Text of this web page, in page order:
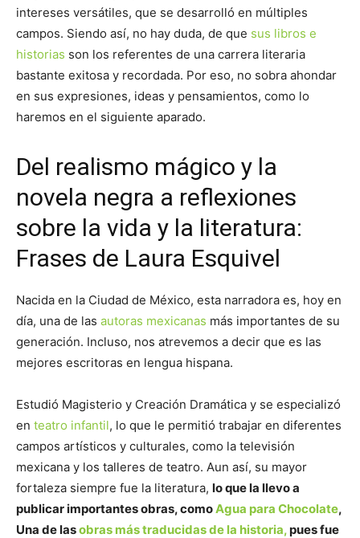
intereses versátiles, que se desarrolló en múltiples
campos. Siendo así, no hay duda, de que sus libros e
historias son los referentes de una carrera literaria
bastante exitosa y recordada. Por eso, no sobra ahondar
en sus expresiones, ideas y pensamientos, como lo
haremos en el siguiente aparado.
Del realismo mágico y la
novela negra a reflexiones
sobre la vida y la literatura:
Frases de Laura Esquivel
Nacida en la Ciudad de México, esta narradora es, hoy en
día, una de las autoras mexicanas más importantes de su
generación. Incluso, nos atrevemos a decir que es las
mejores escritoras en lengua hispana.
Estudió Magisterio y Creación Dramática y se especializó
en teatro infantil, lo que le permitió trabajar en diferentes
campos artísticos y culturales, como la televisión
mexicana y los talleres de teatro. Aun así, su mayor
fortaleza siempre fue la literatura, lo que la llevo a
publicar importantes obras, comoAgua para Chocolate,
Una de lasobras más traducidas de la historia,pues fue